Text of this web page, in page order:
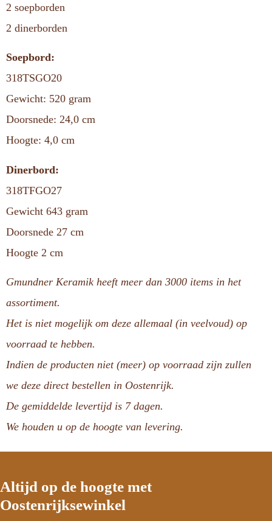
2 soepborden
2 dinerborden
Soepbord:
318TSGO20
Gewicht: 520 gram
Doorsnede: 24,0 cm
Hoogte: 4,0 cm
Dinerbord:
318TFGO27
Gewicht 643 gram
Doorsnede 27 cm
Hoogte 2 cm
Gmundner Keramik heeft meer dan 3000 items in het
assortiment.
Het is niet mogelijk om deze allemaal (in veelvoud) op
voorraad te hebben.
Indien de producten niet (meer) op voorraad zijn zullen
we deze direct bestellen in Oostenrijk.
De gemiddelde levertijd is 7 dagen.
We houden u op de hoogte van levering.
Altijd op de hoogte met
Oostenrijksewinkel